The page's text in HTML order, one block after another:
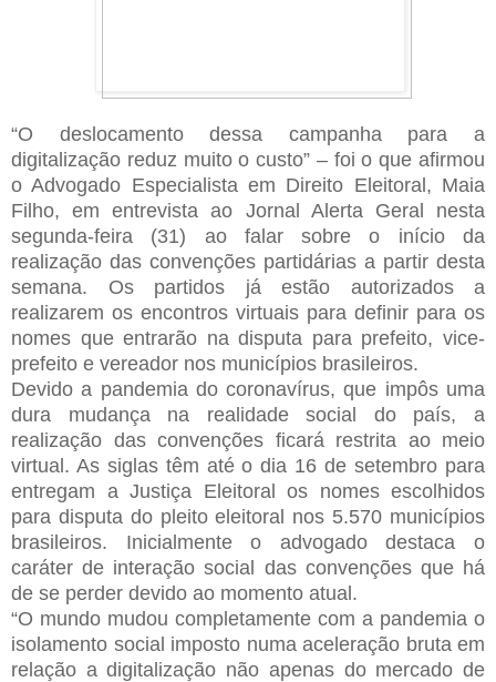
“O deslocamento dessa campanha para a
digitalização reduz muito o custo” – foi o que afirmou
o Advogado Especialista em Direito Eleitoral, Maia
Filho, em entrevista ao Jornal Alerta Geral nesta
segunda-feira (31) ao falar sobre o início da
realização das convenções partidárias a partir desta
semana. Os partidos já estão autorizados a
realizarem os encontros virtuais para definir para os
nomes que entrarão na disputa para prefeito, vice-
prefeito e vereador nos municípios brasileiros.
Devido a pandemia do coronavírus, que impôs uma
dura mudança na realidade social do país, a
realização das convenções ficará restrita ao meio
virtual. As siglas têm até o dia 16 de setembro para
entregam a Justiça Eleitoral os nomes escolhidos
para disputa do pleito eleitoral nos 5.570 municípios
brasileiros. Inicialmente o advogado destaca o
caráter de interação social das convenções que há
de se perder devido ao momento atual.
“O mundo mudou completamente com a pandemia o
isolamento social imposto numa aceleração bruta em
relação a digitalização não apenas do mercado de